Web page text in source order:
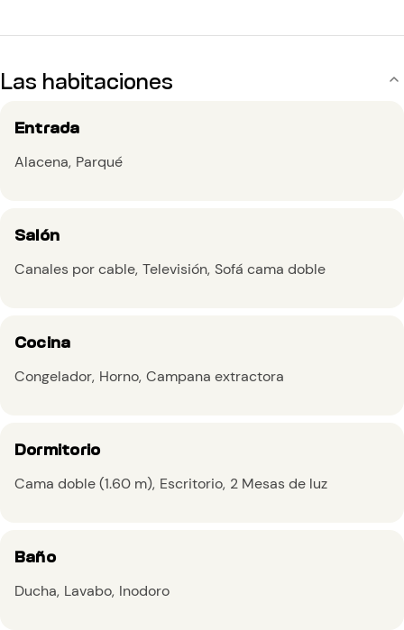
Las habitaciones
Entrada
Alacena Parqué
Salón
Canales por cable Televisión Sofá cama doble
Cocina
Congelador Horno Campana extractora
Dormitorio
Cama doble (1.60 m) Escritorio 2 Mesas de luz
Baño
Ducha Lavabo Inodoro